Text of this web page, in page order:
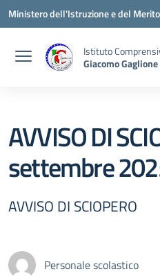
Vai ai contenuti
Vai al menu di navigazione
Vai al footer
Ministero dell'Istruzione e del Merito
Istituto
Giacomo Gaglione
AVVISO DI
settembre
AVVISO DI SCIOPERO
Personale scolastico